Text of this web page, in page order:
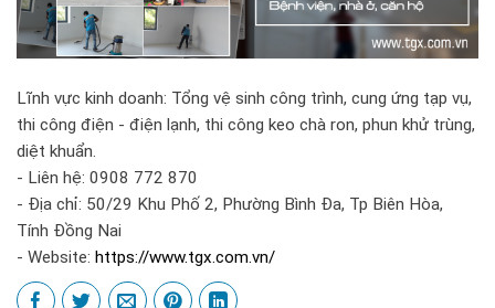
Lĩnh vực kinh doanh: Tổng vệ sinh công trình, cung ứng tạp vụ,
thi công điện - điện lạnh, thi công keo chà ron, phun khử trùng,
diệt khuẩn.
- Liên hệ: 0908 772 870
- Địa chỉ: 50/29 Khu Phố 2, Phường Bình Đa, Tp Biên Hòa,
Tính Đồng Nai
- Website: https://www.tgx.com.vn/